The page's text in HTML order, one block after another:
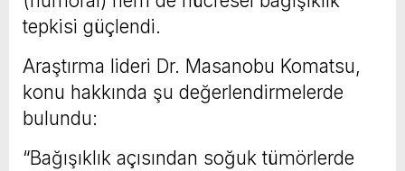
tepkisi güçlendi.
Araştırma lideri Dr. Masanobu Komatsu,
konu hakkında şu değerlendirmelerde
bulundu:
“Bağışıklık açısından soğuk tümörlerde